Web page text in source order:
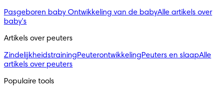
Pasgeboren baby Ontwikkeling van de babyAlle artikels over
baby's
Artikels over peuters
ZindelijkheidstrainingPeuterontwikkelingPeuters en slaapAlle
artikels over peuters
Populaire tools